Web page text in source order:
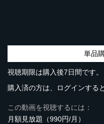
単品
視聴期限は購入後7日間です。
購入済の方は、ログインする
この動画を視聴するには：
月額見放題（990円/月）